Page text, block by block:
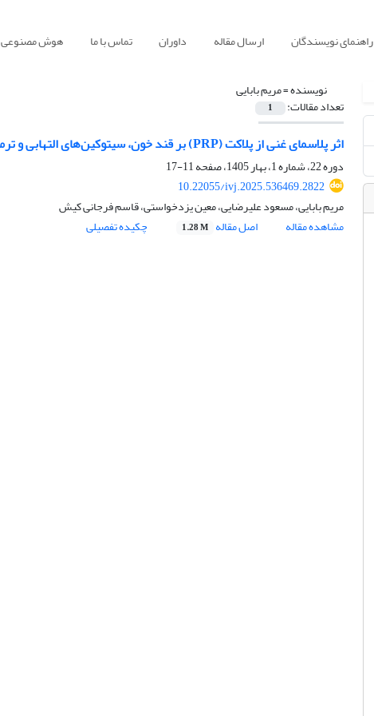
راهنمای نویسندگان ارسال مقاله داوران تماس با ما هوش مصنوعی
نویسنده =مریم بابایی
تعداد مقالات: 1
اثر پلاسمای غنی از پلاکت (PRP) بر قند خون، سیتوکین‌های التهابی و ترمیم زخم در موش‌های صحرایی دیابتی
دوره 22، شماره 1، بهار 1405، صفحه
11-17
10.22055/ivj.2025.536469.2822
مریم بابایی، مسعود علیرضایی، معین یزدخواستی، قاسم فرجانی کیش
مشاهده مقاله
اصل مقاله 1.28 M چکیده تفصیلی